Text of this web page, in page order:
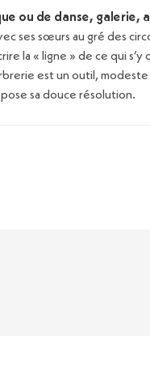
ou de danse, galerie,
ses sœurs au gré des
la « ligne » de ce qui s’y
est un outil,
sa douce résolution.